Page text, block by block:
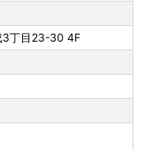
けし誠に申し訳ござ
お願い申し上げます。
用している場合】
場合でも送付しており
ださい。
3丁目23-30 4F